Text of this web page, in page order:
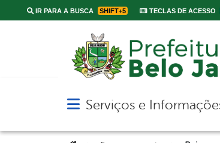
IR PARA A BUSCA SHIFT+5 TECLAS DE ACESSO
Abrir menu principal de
Serviços e